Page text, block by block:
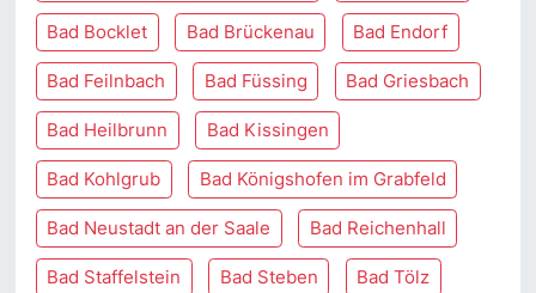
Bad Bocklet Bad Brückenau Bad Endorf
Bad Feilnbach Bad Füssing Bad Griesbach
Bad Heilbrunn Bad Kissingen
Bad Kohlgrub Bad Königshofen im Grabfeld
Bad Neustadt an der Saale Bad Reichenhall
Bad Staffelstein Bad Steben Bad Tölz